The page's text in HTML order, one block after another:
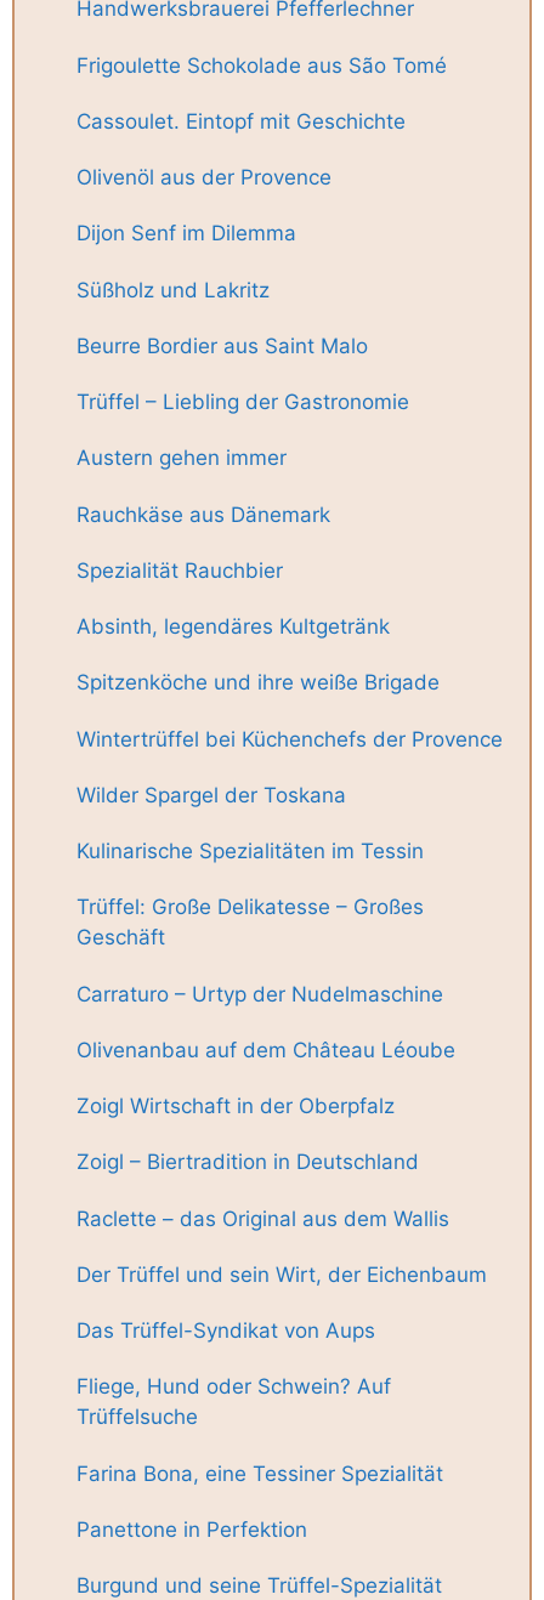
Handwerksbrauerei Pfefferlechner
Frigoulette Schokolade aus São Tomé
Cassoulet. Eintopf mit Geschichte
Olivenöl aus der Provence
Dijon Senf im Dilemma
Süßholz und Lakritz
Beurre Bordier aus Saint Malo
Trüffel – Liebling der Gastronomie
Austern gehen immer
Rauchkäse aus Dänemark
Spezialität Rauchbier
Absinth, legendäres Kultgetränk
Spitzenköche und ihre weiße Brigade
Wintertrüffel bei Küchenchefs der Provence
Wilder Spargel der Toskana
Kulinarische Spezialitäten im Tessin
Trüffel: Große Delikatesse – Großes
Geschäft
Carraturo – Urtyp der Nudelmaschine
Olivenanbau auf dem Château Léoube
Zoigl Wirtschaft in der Oberpfalz
Zoigl – Biertradition in Deutschland
Raclette – das Original aus dem Wallis
Der Trüffel und sein Wirt, der Eichenbaum
Das Trüffel-Syndikat von Aups
Fliege, Hund oder Schwein? Auf
Trüffelsuche
Farina Bona, eine Tessiner Spezialität
Panettone in Perfektion
Burgund und seine Trüffel-Spezialität